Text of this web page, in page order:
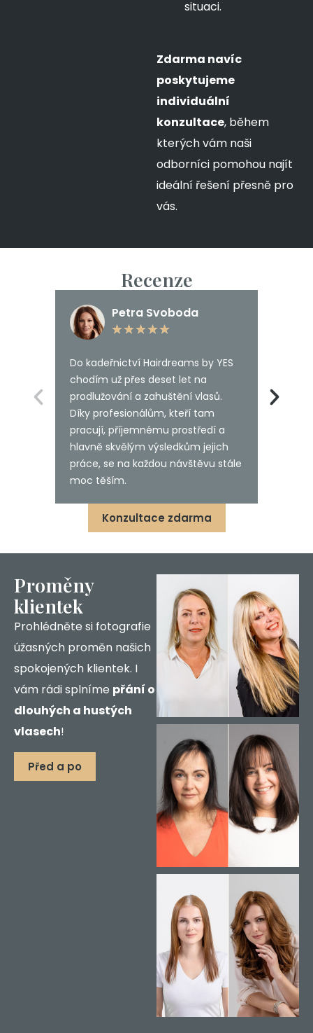
situaci.
Zdarma navíc
poskytujeme
individuální
konzultace, během
kterých vám naši
odborníci pomohou najít
ideální řešení přesně pro
vás.
Recenze
Petra Svoboda
★★★★★
Do kadeřnictví Hairdreams by YES
chodím už přes deset let na
prodlužování a zahuštění vlasů.
Díky profesionálům, kteří tam
pracují, příjemnému prostředí a
hlavně skvělým výsledkům jejich
práce, se na každou návštěvu stále
moc těším.
Konzultace zdarma
Proměny
klientek
Prohlédněte si fotografie
úžasných proměn našich
spokojených klientek. I
vám rádi splníme přání o
dlouhých a hustých
vlasech!
Před a po